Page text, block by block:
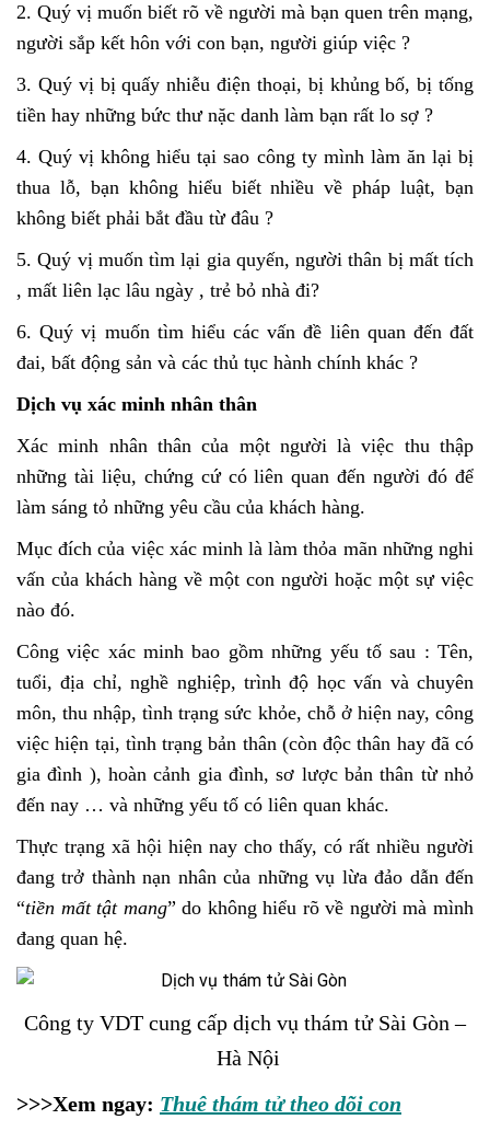
2. Quý vị muốn biết rõ về người mà bạn quen trên mạng,
người sắp kết hôn với con bạn, người giúp việc ?
3. Quý vị bị quấy nhiễu điện thoại, bị khủng bố, bị tống
tiền hay những bức thư nặc danh làm bạn rất lo sợ ?
4. Quý vị không hiểu tại sao công ty mình làm ăn lại bị
thua lỗ, bạn không hiểu biết nhiều về pháp luật, bạn
không biết phải bắt đầu từ đâu ?
5. Quý vị muốn tìm lại gia quyến, người thân bị mất tích
, mất liên lạc lâu ngày , trẻ bỏ nhà đi?
6. Quý vị muốn tìm hiểu các vấn đề liên quan đến đất
đai, bất động sản và các thủ tục hành chính khác ?
Dịch vụ xác minh nhân thân
Xác minh nhân thân của một người là việc thu thập
những tài liệu, chứng cứ có liên quan đến người đó để
làm sáng tỏ những yêu cầu của khách hàng.
Mục đích của việc xác minh là làm thỏa mãn những nghi
vấn của khách hàng về một con người hoặc một sự việc
nào đó.
Công việc xác minh bao gồm những yếu tố sau : Tên,
tuổi, địa chỉ, nghề nghiệp, trình độ học vấn và chuyên
môn, thu nhập, tình trạng sức khỏe, chỗ ở hiện nay, công
việc hiện tại, tình trạng bản thân (còn độc thân hay đã có
gia đình ), hoàn cảnh gia đình, sơ lược bản thân từ nhỏ
đến nay … và những yếu tố có liên quan khác.
Thực trạng xã hội hiện nay cho thấy, có rất nhiều người
đang trở thành nạn nhân của những vụ lừa đảo dẫn đến
“tiền mất tật mang” do không hiểu rõ về người mà mình
đang quan hệ.
Công ty VDT cung cấp dịch vụ thám tử Sài Gòn –
Hà Nội
>>>Xem ngay: Thuê thám tử theo dõi con